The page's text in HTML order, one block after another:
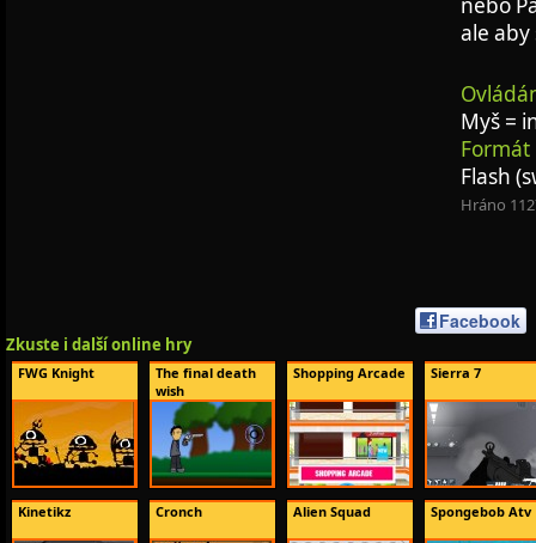
nebo
ale aby
Myš =
Flash
Hráno
Facebook
Zkuste i další online hry
FWG Knight
The final death
wish
Shopping Arcade Sierra 7
Kinetikz Cronch Alien Squad Spongebob Atv